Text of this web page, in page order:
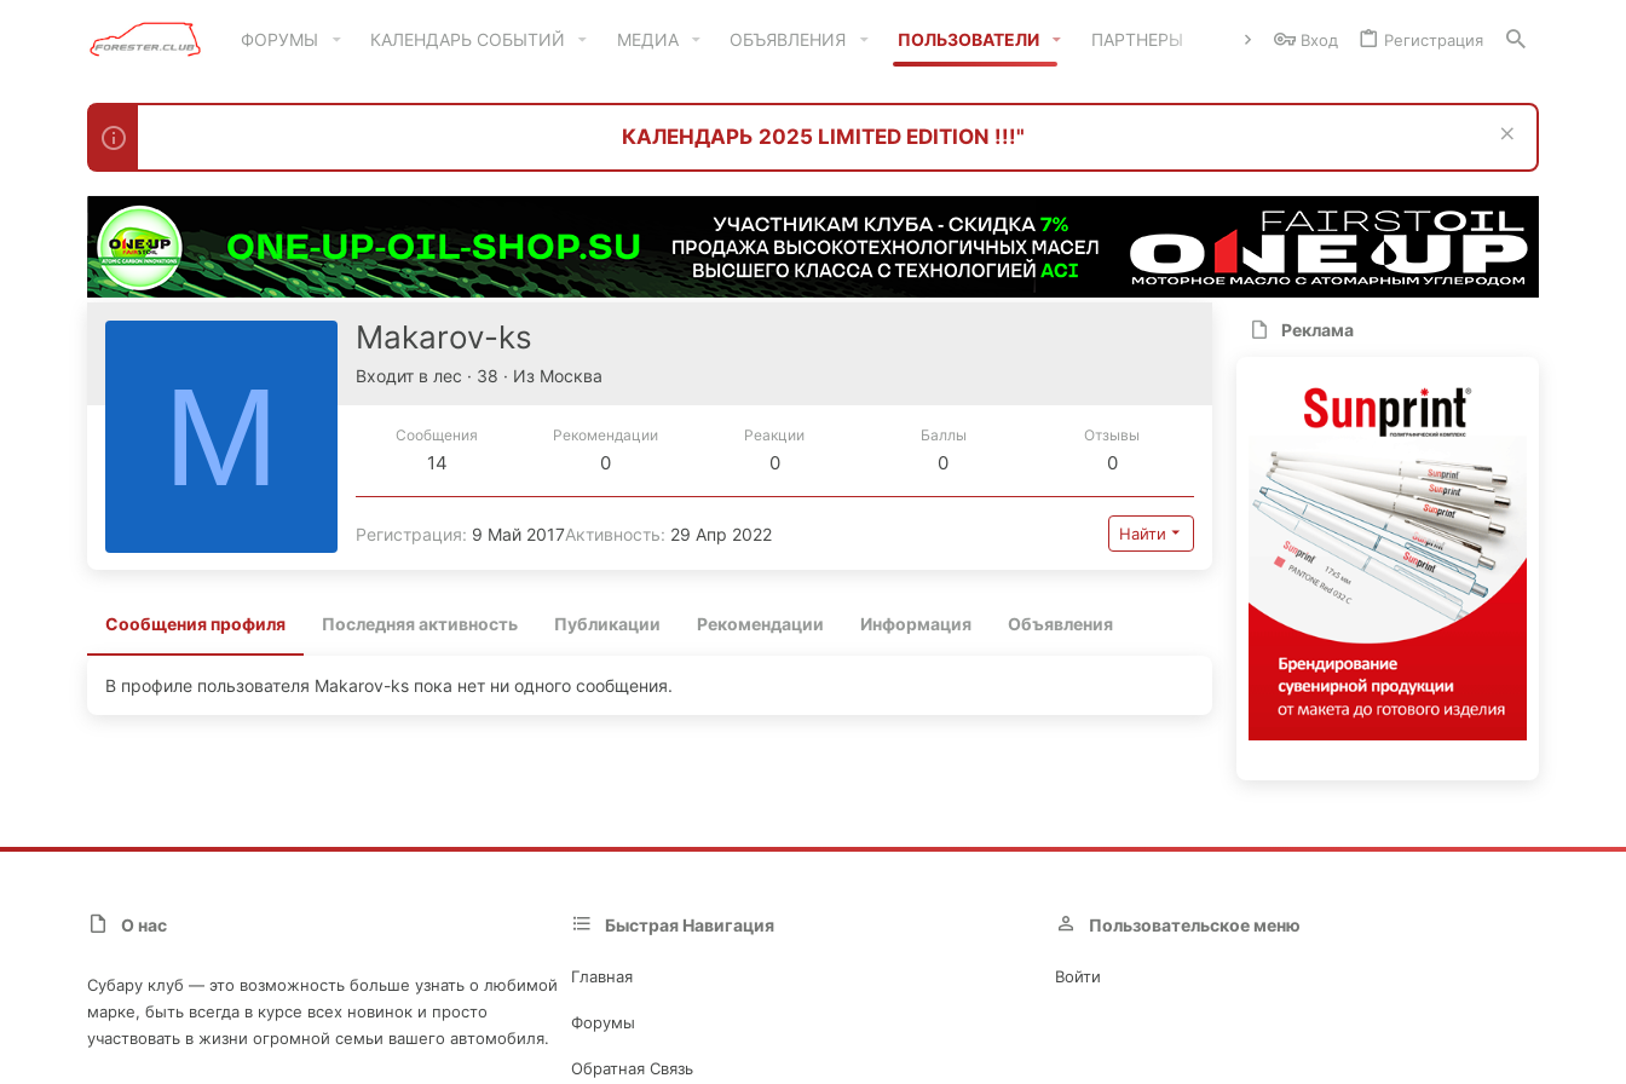
ФОРУМЫ КАЛЕНДАРЬ СОБЫТИЙ МЕДИА ОБЪЯВЛЕНИЯ ПОЛЬЗОВАТЕЛИ ПАРТНЕРЫ Вход Регистрация
КАЛЕНДАРЬ 2025 LIMITED EDITION !!!"
M
Makarov-ks
Входит в лес · 38 · Из Москва
Сообщения
14
Рекомендации
0
Реакции
0
Баллы
0
Отзывы
0
Регистрация 9 Май 2017Активность 29 Апр 2022 Найти
Сообщения профиля Последняя активность Публикации Рекомендации Информация Объявления
В профиле пользователя Makarov-ks пока нет ни одного сообщения.
Реклама
О нас
Субару клуб — это возможность больше узнать о любимой
марке, быть всегда в курсе всех новинок и просто
участвовать в жизни огромной семьи вашего автомобиля.
Быстрая Навигация
Главная
Форумы
Обратная Связь
Пользовательское меню
Войти